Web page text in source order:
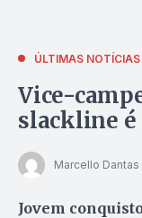
ÚLTIMAS NOTÍCIAS
Vice-
slackline é
Marcello Dantas
Jovem